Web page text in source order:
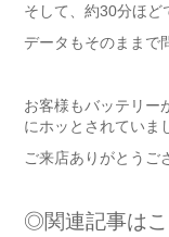
そして、約30分ほど
データもそのままで
お客様もバッテリー
にホッとされていま
ご来店ありがとうご
◎関連記事はこ